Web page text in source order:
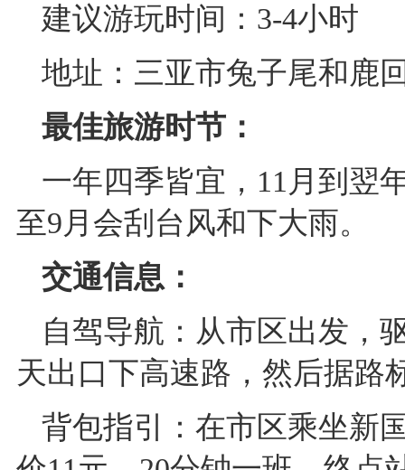
建议游玩时间：3-4小时
地址：三亚市兔子尾和鹿
最佳旅游时节：
一年四季皆宜，11月到翌
至9月会刮台风和下大雨。
交通信息：
自驾导航：从市区出发，
天出口下高速路，然后据路
背包指引：在市区乘坐新